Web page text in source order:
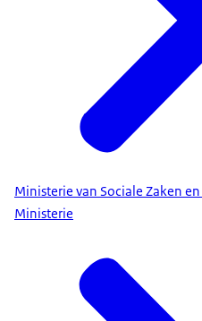
Ministerie van Sociale Zaken
Ministerie